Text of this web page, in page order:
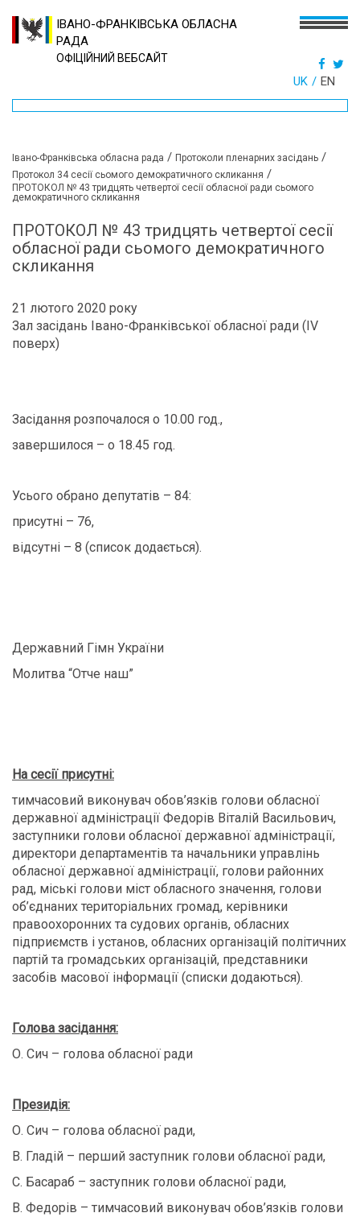
ІВАНО-ФРАНКІВСЬКА ОБЛАСНА
РАДА
ОФІЦІЙНИЙ ВЕБСАЙТ
UK EN
Івано-Франківська обласна рада / Протоколи пленарних засідань /
Протокол 34 сесії сьомого демократичного скликання /
ПРОТОКОЛ № 43 тридцять четвертої сесії обласної ради сьомого
демократичного скликання
ПРОТОКОЛ № 43 тридцять четвертої сесії
обласної ради сьомого демократичного
скликання
21 лютого 2020 року
Зал засідань Івано-Франківської обласної ради (IV
поверх)
Засідання розпочалося о 10.00 год.,
завершилося – о 18.45 год.
Усього обрано депутатів – 84:
присутні – 76,
відсутні – 8 (список додається).
Державний Гімн України
Молитва “Отче наш”
На сесії присутні:
тимчасовий виконувач обов’язків голови обласної
державної адміністрації Федорів Віталій Васильович,
заступники голови обласної державної адміністрації,
директори департаментів та начальники управлінь
обласної державної адміністрації, голови районних
рад, міські голови міст обласного значення, голови
об’єднаних територіальних громад, керівники
правоохоронних та судових органів, обласних
підприємств і установ, обласних організацій політичних
партій та громадських організацій, представники
засобів масової інформації (списки додаються).
Голова засідання:
О. Сич – голова обласної ради
Президія:
О. Сич – голова обласної ради,
В. Гладій – перший заступник голови обласної ради,
С. Басараб – заступник голови обласної ради,
В. Федорів – тимчасовий виконувач обов’язків голови